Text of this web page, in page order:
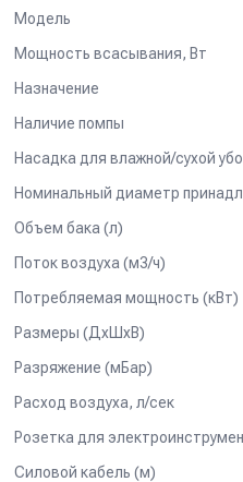
Модель
Мощность всасывания, Вт
Назначение
Наличие помпы
Объем бака (л)
Поток воздуха (м3/ч)
Потребляемая мощность (кВт)
Размеры (ДхШхВ)
Разряжение (мБар)
Расход воздуха, л/сек
Силовой кабель (м)